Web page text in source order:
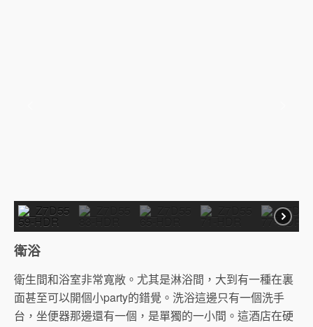
衛浴
衛生間和浴室非常寬敞。尤其是淋浴間，大到有一種在裏
面甚至可以開個小party的錯覺。洗浴這邊只有一個洗手
台，坐便器那邊還有一個，是單獨的一小間。這酒店在硬